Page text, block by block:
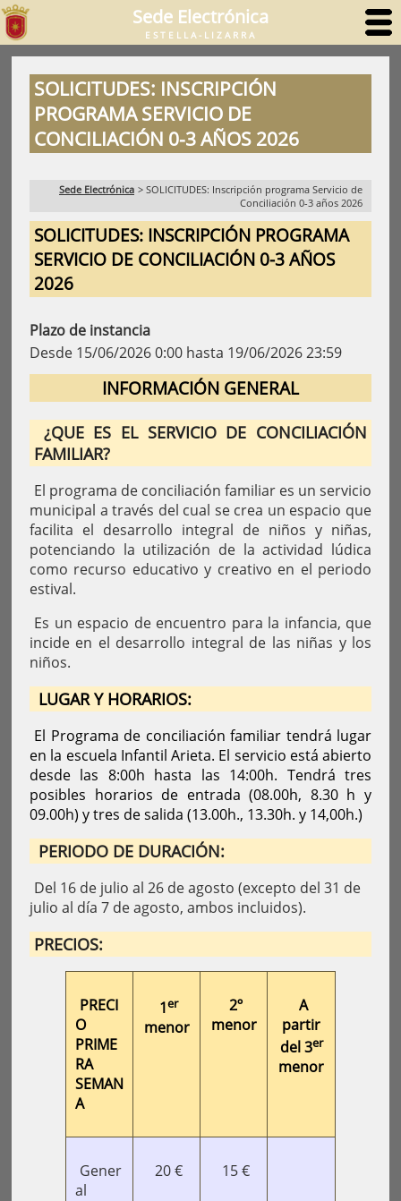
Sede Electrónica
ESTELLA-LIZARRA
SOLICITUDES: INSCRIPCIÓN
PROGRAMA SERVICIO DE
CONCILIACIÓN 0-3 AÑOS 2026
Sede Electrónica > SOLICITUDES: Inscripción programa Servicio de
Conciliación 0-3 años 2026
SOLICITUDES: INSCRIPCIÓN PROGRAMA
SERVICIO DE CONCILIACIÓN 0-3 AÑOS
2026
Plazo de instancia
Desde 15/06/2026 0:00 hasta 19/06/2026 23:59
INFORMACIÓN GENERAL
¿QUE ES EL SERVICIO DE CONCILIACIÓN
FAMILIAR?
El programa de conciliación familiar es un servicio
municipal a través del cual se crea un espacio que
facilita el desarrollo integral de niños y niñas,
potenciando la utilización de la actividad lúdica
como recurso educativo y creativo en el periodo
estival.
Es un espacio de encuentro para la infancia, que
incide en el desarrollo integral de las niñas y los
niños.
LUGAR Y HORARIOS:
El Programa de conciliación familiar tendrá lugar
en la escuela Infantil Arieta. El servicio está abierto
desde las 8:00h hasta las 14:00h. Tendrá tres
posibles horarios de entrada (08.00h, 8.30 h y
09.00h) y tres de salida (13.00h., 13.30h. y 14,00h.)
PERIODO DE DURACIÓN:
Del 16 de julio al 26 de agosto (excepto del 31 de
julio al día 7 de agosto, ambos incluidos).
PRECIOS:
PRECI
O
PRIME
RA
SEMAN
A
1er
menor
2º
menor
A
partir
del 3er
menor
Gener
al
20 € 15 €